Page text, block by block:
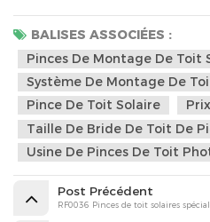
BALISES ASSOCIÉES :
Pinces De Montage De Toit
Système De Montage De
Pince De Toit Solaire
Taille De Bride De Toit De
Usine De Pinces De Toit
Post Précédent
RF0036 Pinces de toit solaires